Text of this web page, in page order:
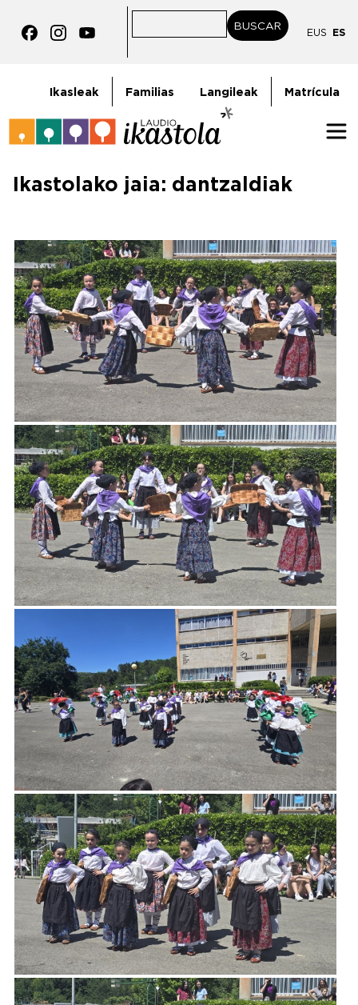
Pasar al contenido principal
BUSCAR
EUS ES
goiburukoMenua
Ikasleak Familias Langileak Matrícula
Ikastolako jaia: dantzaldiak